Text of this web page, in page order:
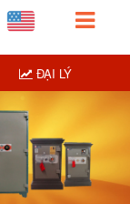
ĐẠI LÝ